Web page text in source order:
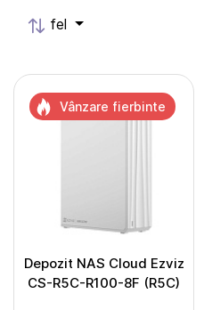
fel
Depozit NAS Cloud Ezviz
CS-R5C-R100-8F (R5C)
Vânzare fierbinte